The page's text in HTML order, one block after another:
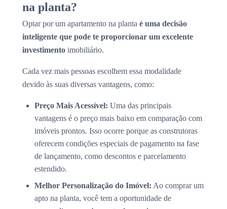
na planta?
Optar por um apartamento na planta é uma decisão
inteligente que pode te proporcionar um excelente
investimento imobiliário.
Cada vez mais pessoas escolhem essa modalidade
devido às suas diversas vantagens, como:
Preço Mais Acessível: Uma das principais
vantagens é o preço mais baixo em comparação com
imóveis prontos. Isso ocorre porque as construtoras
oferecem condições especiais de pagamento na fase
de lançamento, como descontos e parcelamento
estendido.
Melhor Personalização do Imóvel: Ao comprar um
apto na planta, você tem a oportunidade de